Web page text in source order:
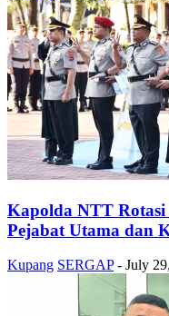
Kapolda NTT Rotasi
Pejabat Utama dan
Kupang SERGAP - July